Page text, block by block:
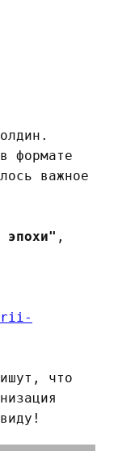
формате
важное
эпохи" ,
что